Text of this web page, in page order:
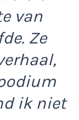
van
Ze
ik niet